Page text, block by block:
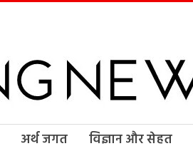
अर्थ जगत विज्ञान और सेहत